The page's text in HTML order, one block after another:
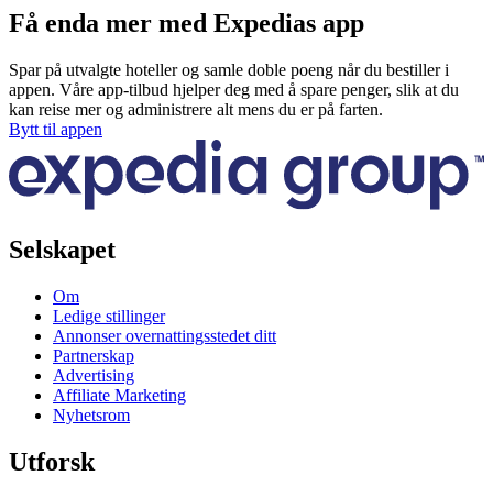
Få enda mer med Expedias app
Spar på utvalgte hoteller og samle doble poeng når du bestiller i
appen. Våre app-tilbud hjelper deg med å spare penger, slik at du
kan reise mer og administrere alt mens du er på farten.
Bytt til appen
Selskapet
Om
Ledige stillinger
Annonser overnattingsstedet ditt
Partnerskap
Advertising
Affiliate Marketing
Nyhetsrom
Utforsk